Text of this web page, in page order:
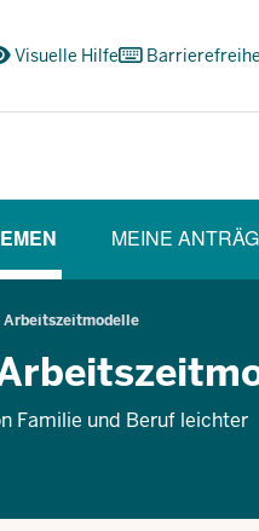
Visuelle Hilfe
SECTION)
MEINE
Familie und Beruf leichter